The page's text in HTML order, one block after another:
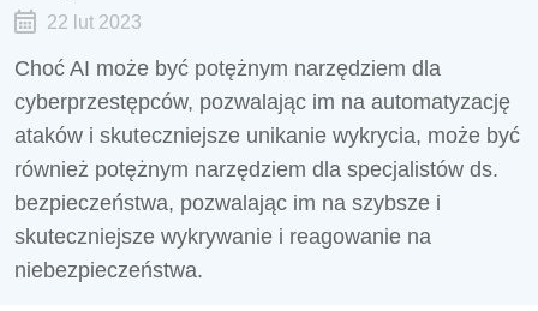
22 lut 2023
Choć AI może być potężnym narzędziem dla
cyberprzestępców, pozwalając im na automatyzację
ataków i skuteczniejsze unikanie wykrycia, może być
również potężnym narzędziem dla specjalistów ds.
bezpieczeństwa, pozwalając im na szybsze i
skuteczniejsze wykrywanie i reagowanie na
niebezpieczeństwa.